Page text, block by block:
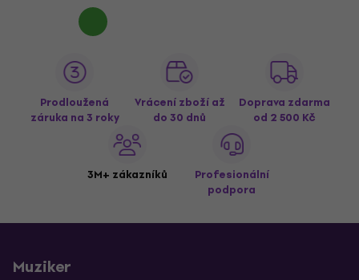
Prodloužená
záruka na 3 roky
Vrácení zboží až
do 30 dnů
Doprava zdarma
od 2 500 Kč
3M+ zákazníků
Profesionální
podpora
Muziker